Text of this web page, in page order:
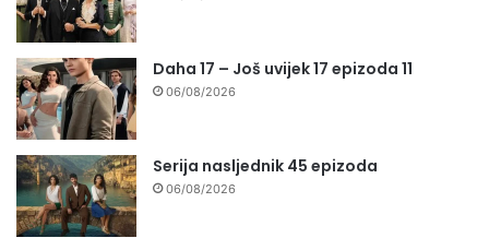
Daha 17 – Još uvijek 17 epizoda 11
06/08/2026
Serija nasljednik 45 epizoda
06/08/2026